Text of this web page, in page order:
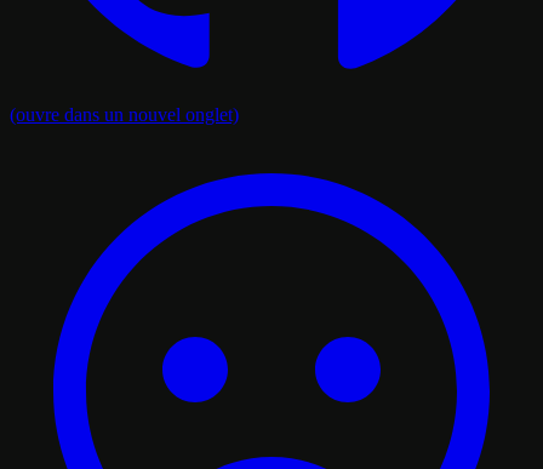
(ouvre dans un nouvel onglet)